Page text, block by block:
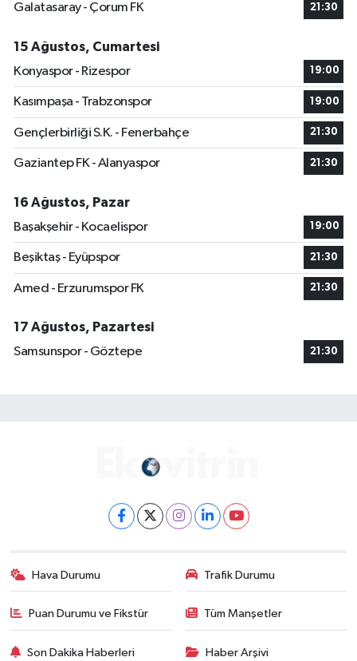
Galatasaray - Çorum FK
21:30
15 Ağustos, Cumartesi
Konyaspor - Rizespor
19:00
Kasımpaşa - Trabzonspor 19:00
Gençlerbirliği S.K. - Fenerbahçe 21:30
Gaziantep FK - Alanyaspor 21:30
16 Ağustos, Pazar
Başakşehir - Kocaelispor
19:00
Beşiktaş - Eyüpspor 21:30
Amed - Erzurumspor FK 21:30
17 Ağustos, Pazartesi
Samsunspor - Göztepe
21:30
Hava Durumu Trafik Durumu
Puan Durumu ve Fikstür Tüm Manşetler
Son Dakika Haberleri Haber Arşivi